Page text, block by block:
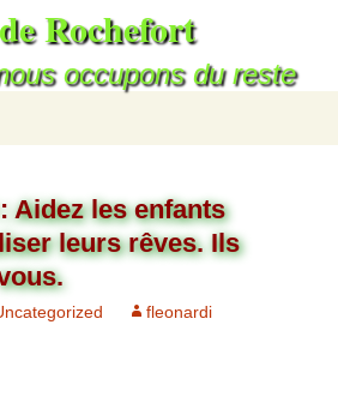
Rochefort
occupons du reste
Aidez les enfants
leurs rêves. Ils
fleonardi